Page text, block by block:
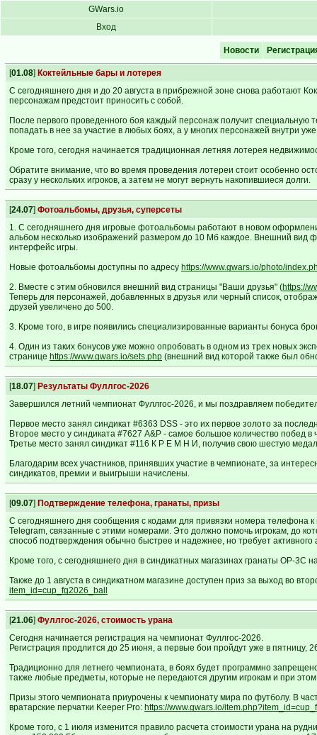
GWars.io
Вход
Новости
[01.08] Коктейльные бары и лотерея
С сегодняшнего дня и до 20 августа в прибрежной зоне снова работают
персонажам предстоит приносить с собой.
После первого проведенного боя каждый персонаж получит специальную
попадать в нее за участие в любых боях, а у многих персонажей внутри
Кроме того, сегодня начинается традиционная летняя лотерея
Обратите внимание, что во время проведения лотереи стоит особенно
сразу у нескольких игроков, а затем не могут вернуть накопившиеся долги.
[24.07] Фотоальбомы, друзья, суперсеты
1. С сегодняшнего дня игровые фотоальбомы работают в новом
альбом несколько изображений размером до 10 Мб каждое. Внешний вид
интерфейс игры.
Новые фотоальбомы доступны по адресу https://www.gwars.io/photo/
2. Вместе с этим обновился внешний вид страницы "Ваши друзья" (https://
Теперь для персонажей, добавленных в друзья или черный список,
друзей увеличено до 500.
3. Кроме того, в игре появились специализированные варианты бонуса
4. Один из таких бонусов уже можно опробовать в одном из трех новых
странице https://www.gwars.io/sets.php (внешний вид которой также был
[18.07] Результаты Фуллгос-2026
Завершился летний чемпионат Фуллгос-2026, и мы поздравляем
Первое место занял синдикат #6363 DSS - это их первое золото за
Второе место у синдиката #7627 A&P - самое большое количество побед в
Третье место занял синдикат #116 К Р Е М Н И, получив свою шестую
Благодарим всех участников, принявших участие в чемпионате, за
синдикатов, премии и выигрыши начислены.
[09.07] Подтверждение телефона, гранаты, призы
С сегодняшнего дня сообщения с кодами для привязки номера телефона
Telegram, связанные с этими номерами. Это должно помочь игрокам, до
способ подтверждения обычно быстрее и надежнее, но требует
Кроме того, с сегодняшнего дня в синдикатных магазинах гранаты ОР-3С
Также до 1 августа в синдикатном магазине доступен приз за выход во
item_id=cup_fg2026_ball
[21.06] Фуллгос-2026, стоимость урана
Сегодня начинается регистрация на чемпионат Фуллгос-2026.
Регистрация продлится до 25 июня, а первые бои пройдут уже в пятницу,
Традиционно для летнего чемпионата, в боях будет программно
также любые предметы, которые не передаются другим игрокам и при
Призы этого чемпионата приурочены к чемпионату мира по футболу. В
вратарские перчатки Keeper Pro: https://www.gwars.io/
Кроме того, с 1 июля изменится правило расчета стоимости урана на